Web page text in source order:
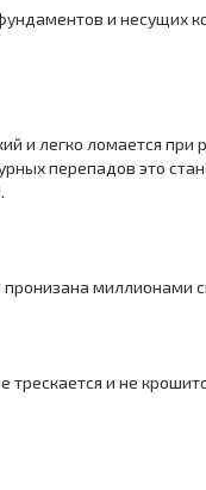
и несущих
и легко ломается при
перепадов это
миллионами
и не